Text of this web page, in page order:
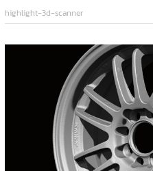
highlight-3d-scanner